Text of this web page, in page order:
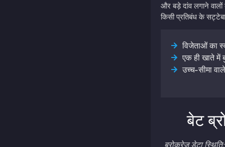
और बड़े दांव लगाने
किसी प्रतिबंध के
विजेताओं का
एक ही खाते
उच्च-सीमा
बेट
ब्रोकरेज डेटा